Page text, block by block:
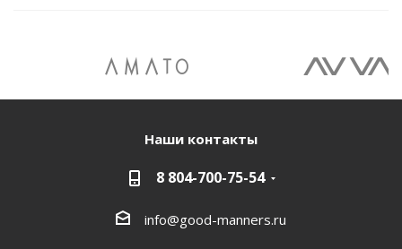
Наши контакты
8 804-700-75-54
info@good-manners.ru